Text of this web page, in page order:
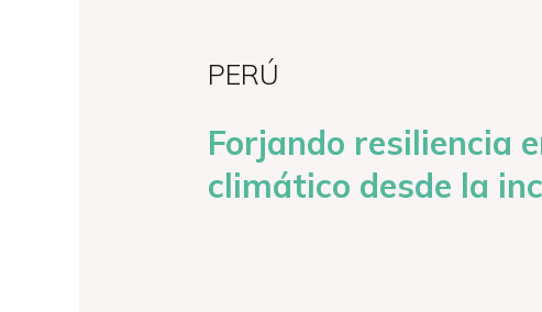
PERÚ
Forjando resiliencia
climático desde la